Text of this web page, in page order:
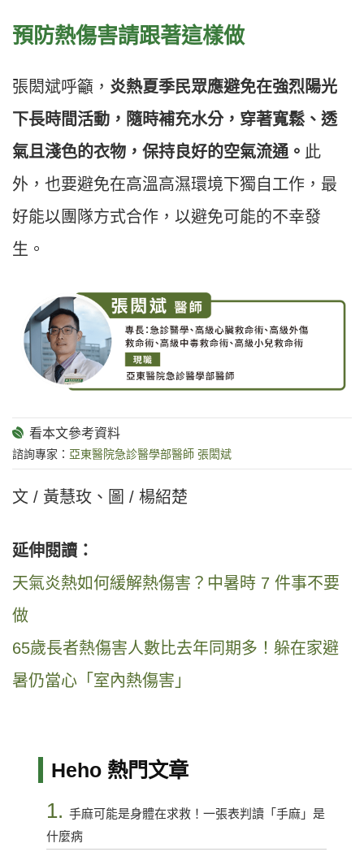
預防熱傷害請跟著這樣做
張閎斌呼籲， 炎熱夏季民眾應避免在強烈陽光
下長時間活動，隨時補充水分，穿著寬鬆、透
氣且淺色的衣物，保持良好的空氣流通。 此
外，也要避免在高溫高濕環境下獨自工作，最
好能以團隊方式合作，以避免可能的不幸發
生。
諮詢專家： 亞東醫院急診醫學部醫師 張閎斌
文 / 黃慧玫、圖 / 楊紹楚
延伸閱讀：
天氣炎熱如何緩解熱傷害？中暑時 7 件事不要
做
65歲長者熱傷害人數比去年同期多！躲在家避
暑仍當心「室內熱傷害」
Heho 熱門文章
1. 手麻可能是身體在求救！一張表判讀「手麻」是
什麼病